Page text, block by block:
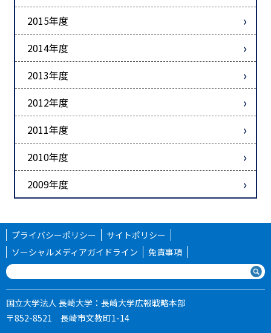
2015年度
2014年度
2013年度
2012年度
2011年度
2010年度
2009年度
プライバシーポリシー
サイトポリシー
ソーシャルメディアガイドライン
免責事項
国立大学法人 長崎大学：長崎大学広報戦略本部
〒852-8521 長崎市文教町1-14